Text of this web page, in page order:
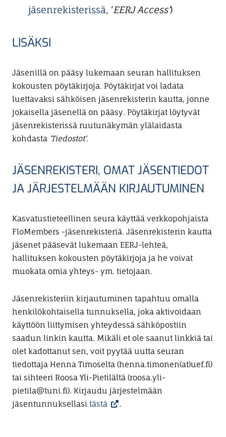
jäsenrekisterissä, ’EERJ Access’)
LISÄKSI
Jäsenillä on pääsy lukemaan seuran hallituksen
kokousten pöytäkirjoja. Pöytäkirjat voi ladata
luettavaksi sähköisen jäsenrekisterin kautta, jonne
jokaisella jäsenellä on pääsy. Pöytäkirjat löytyvät
jäsenrekisterissä ruutunäkymän ylälaidasta
kohdasta ’Tiedostot’.
JÄSENREKISTERI, OMAT JÄSENTIEDOT
JA JÄRJESTELMÄÄN KIRJAUTUMINEN
Kasvatustieteellinen seura käyttää verkkopohjaista
FloMembers -jäsenrekisteriä. Jäsenrekisterin kautta
jäsenet pääsevät lukemaan EERJ-lehteä,
hallituksen kokousten pöytäkirjoja ja he voivat
muokata omia yhteys- ym. tietojaan.
Jäsenrekisteriin kirjautuminen tapahtuu omalla
henkilökohtaisella tunnuksella, joka aktivoidaan
käyttöön liittymisen yhteydessä sähköpostiin
saadun linkin kautta. Mikäli et ole saanut linkkiä tai
olet kadottanut sen, voit pyytää uutta seuran
tiedottaja Henna Timoselta (henna.timonen(at)uef.fi)
tai sihteeri Roosa Yli-Pietilältä (roosa.yli-
pietila@tuni.fi). Kirjaudu järjestelmään
jäsentunnuksellasi tästä .